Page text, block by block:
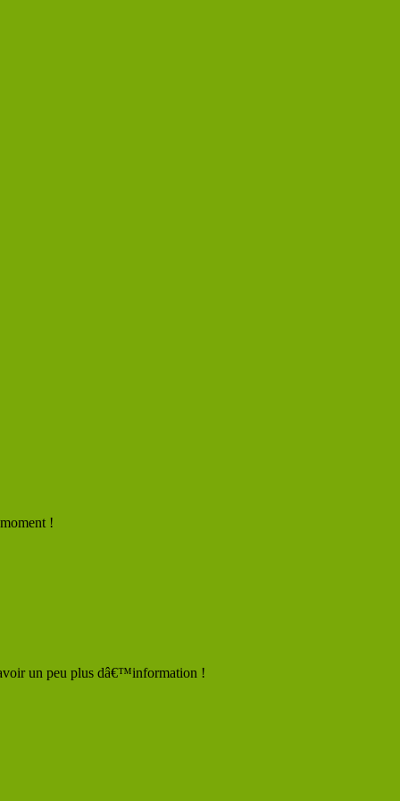
!
un peu plus dâ€™information !